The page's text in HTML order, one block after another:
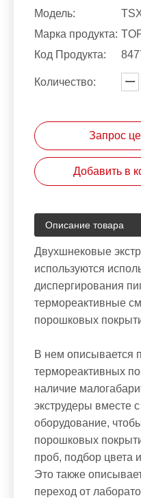
Модель:
Марка продукта:
Код Продукта:
Количество:
Запрос
Добавить в
Описание товара
Двухшнековые
используются
диспергирования
термореактивные
порошковых
В нем описывается
термореактивных
наличие
экструдеры вместе
оборудование,
порошковых
проб, подбор цвета
Это также
переход от